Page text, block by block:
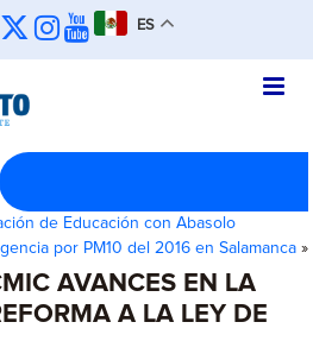
ES
de Educación con Abasolo
por PM10 del 2016 en Salamanca»
AVANCES EN LA
A LA LEY DE